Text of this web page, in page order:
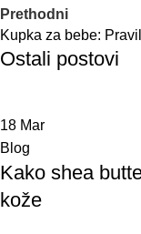
Prethodni
Kupka za bebe:
Ostali postovi
18 Mar
Blog
Kako shea
kože